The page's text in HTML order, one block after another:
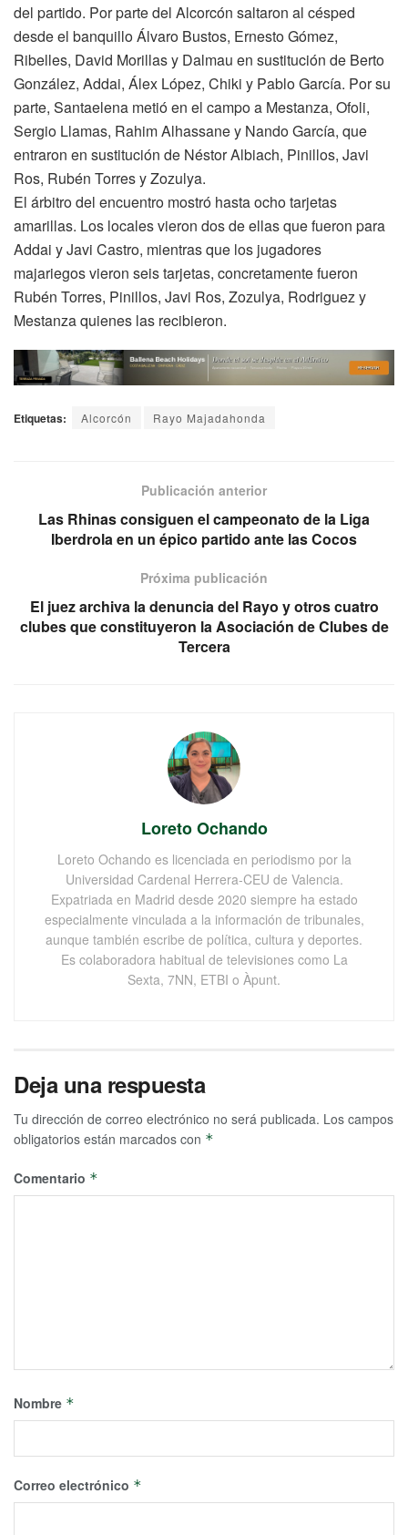
del partido. Por parte del Alcorcón saltaron al césped
desde el banquillo Álvaro Bustos, Ernesto Gómez,
Ribelles, David Morillas y Dalmau en sustitución de Berto
González, Addai, Álex López, Chiki y Pablo García. Por su
parte, Santaelena metió en el campo a Mestanza, Ofoli,
Sergio Llamas, Rahim Alhassane y Nando García, que
entraron en sustitución de Néstor Albiach, Pinillos, Javi
Ros, Rubén Torres y Zozulya.
El árbitro del encuentro mostró hasta ocho tarjetas
amarillas. Los locales vieron dos de ellas que fueron para
Addai y Javi Castro, mientras que los jugadores
majariegos vieron seis tarjetas, concretamente fueron
Rubén Torres, Pinillos, Javi Ros, Zozulya, Rodriguez y
Mestanza quienes las recibieron.
Etiquetas: Alcorcón Rayo Majadahonda
Publicación anterior
Las Rhinas consiguen el campeonato de la Liga
Iberdrola en un épico partido ante las Cocos
Próxima publicación
El juez archiva la denuncia del Rayo y otros cuatro
clubes que constituyeron la Asociación de Clubes de
Tercera
Loreto Ochando
Loreto Ochando es licenciada en periodismo por la
Universidad Cardenal Herrera-CEU de Valencia.
Expatriada en Madrid desde 2020 siempre ha estado
especialmente vinculada a la información de tribunales,
aunque también escribe de política, cultura y deportes.
Es colaboradora habitual de televisiones como La
Sexta, 7NN, ETBI o Àpunt.
Deja una respuesta
Tu dirección de correo electrónico no será publicada. Los campos
obligatorios están marcados con *
Comentario *
Nombre *
Correo electrónico *